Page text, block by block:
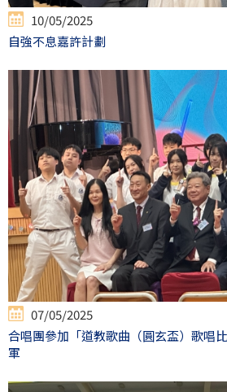
10/05/2025
自強不息嘉許計劃
07/05/2025
合唱團參加「道教歌曲（圓玄盃）歌唱
軍